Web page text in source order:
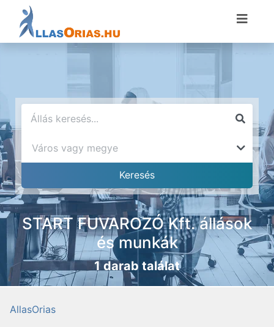
START FUVAROZÓ Kft. állások
és munkák
1 darab találat
AllasOrias